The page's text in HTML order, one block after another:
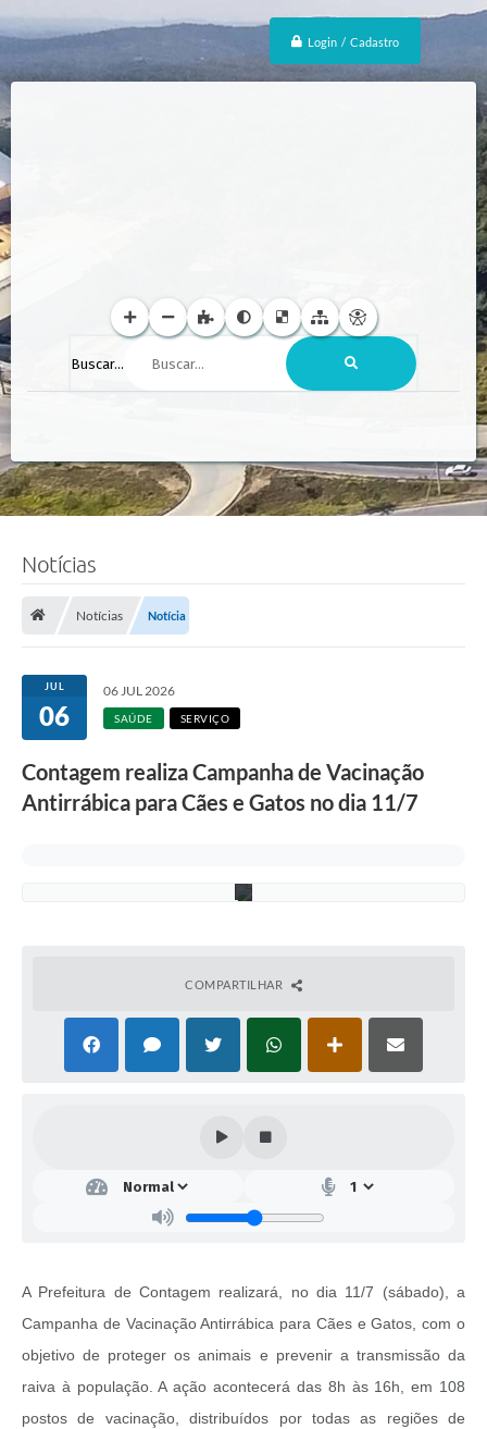
Login / Cadastro
Buscar...
Notícias
Notícias Notícia
JUL
06
06 JUL 2026
SAÚDE SERVIÇO
Contagem realiza Campanha de Vacinação
Antirrábica para Cães e Gatos no dia 11/7
i
a
COMPARTILHAR
A Prefeitura de Contagem realizará, no dia 11/7 (sábado), a
Campanha de Vacinação Antirrábica para Cães e Gatos, com o
objetivo de proteger os animais e prevenir a transmissão da
raiva à população. A ação acontecerá das 8h às 16h, em 108
postos de vacinação, distribuídos por todas as regiões de